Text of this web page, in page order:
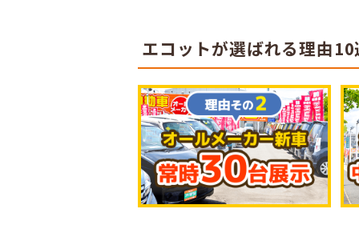
エコットが選ばれる理由10